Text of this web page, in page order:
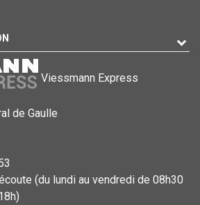
Viessmann Express
de Gaulle
(du lundi au vendredi de 08h30